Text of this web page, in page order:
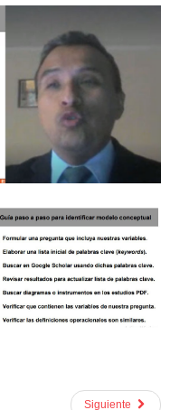
Siguiente